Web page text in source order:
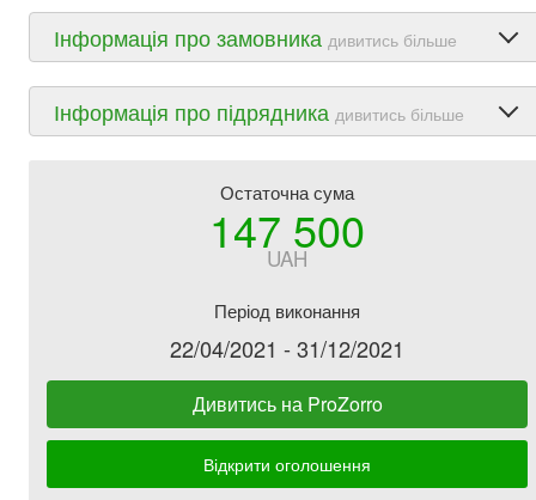
Інформація про замовника дивитись більше
Інформація про підрядника дивитись більше
Остаточна сума
147 500
UAH
Період виконання
22/04/2021 - 31/12/2021
Дивитись на ProZorro
Відкрити оголошення